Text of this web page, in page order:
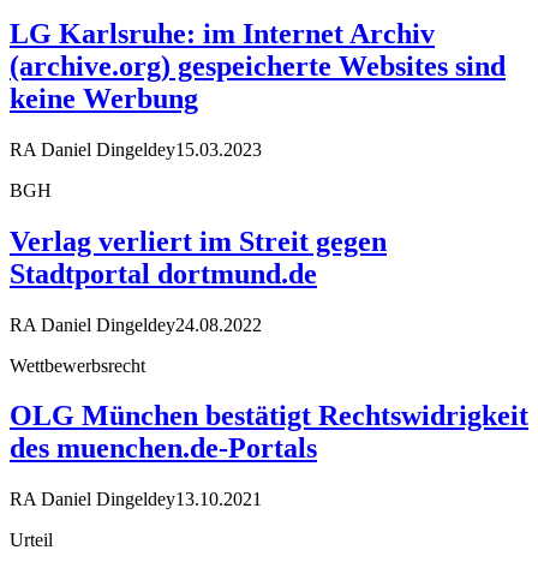
LG Karlsruhe: im Internet Archiv
(archive.org) gespeicherte Websites sind
keine Werbung
RA Daniel Dingeldey15.03.2023
BGH
Verlag verliert im Streit gegen
Stadtportal dortmund.de
RA Daniel Dingeldey24.08.2022
Wettbewerbsrecht
OLG München bestätigt Rechtswidrigkeit
des muenchen.de-Portals
RA Daniel Dingeldey13.10.2021
Urteil